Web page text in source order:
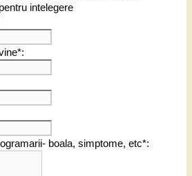
intelegere
boala, simptome, etc*: